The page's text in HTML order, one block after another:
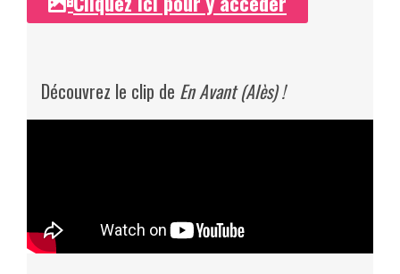
Découvrez le clip de En Avant (Alès) !